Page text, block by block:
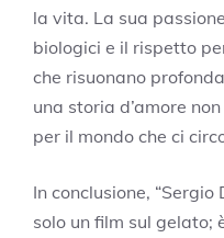
la vita. La sua
biologici e il rispetto
che risuonano
una storia d’amore
per il mondo che ci
In conclusione, “Sergio
solo un film sul gelato;